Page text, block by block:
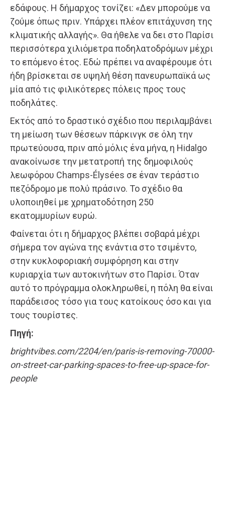
εδάφους. Η δήμαρχος τονίζει: «Δεν μπορούμε να
ζούμε όπως πριν. Υπάρχει πλέον επιτάχυνση της
κλιματικής αλλαγής». Θα ήθελε να δει στο Παρίσι
περισσότερα χιλιόμετρα ποδηλατοδρόμων μέχρι
το επόμενο έτος. Εδώ πρέπει να αναφέρουμε ότι
ήδη βρίσκεται σε υψηλή θέση πανευρωπαϊκά ως
μία από τις φιλικότερες πόλεις προς τους
ποδηλάτες.
Εκτός από το δραστικό σχέδιο που περιλαμβάνει
τη μείωση των θέσεων πάρκινγκ σε όλη την
πρωτεύουσα, πριν από μόλις ένα μήνα, η Hidalgo
ανακοίνωσε την μετατροπή της δημοφιλούς
λεωφόρου Champs-Élysées σε έναν τεράστιο
πεζόδρομο με πολύ πράσινο. Το σχέδιο θα
υλοποιηθεί με χρηματοδότηση 250
εκατομμυρίων ευρώ.
Φαίνεται ότι η δήμαρχος βλέπει σοβαρά μέχρι
σήμερα τον αγώνα της ενάντια στο τσιμέντο,
στην κυκλοφοριακή συμφόρηση και στην
κυριαρχία των αυτοκινήτων στο Παρίσι. Όταν
αυτό το πρόγραμμα ολοκληρωθεί, η πόλη θα είναι
παράδεισος τόσο για τους κατοίκους όσο και για
τους τουρίστες.
Πηγή:
brightvibes.com/2204/en/paris-is-removing-70000-
on-street-car-parking-spaces-to-free-up-space-for-
people